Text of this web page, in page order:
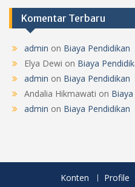
Komentar Terbaru
admin on Biaya Pendidikan
Elya Dewi on Biaya
admin on Biaya Pendidikan
Andalia Hikmawati on
admin on Biaya Pendidikan
Konten Profile